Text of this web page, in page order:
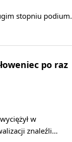
stopniu podium.
po raz
w
znaleźli…